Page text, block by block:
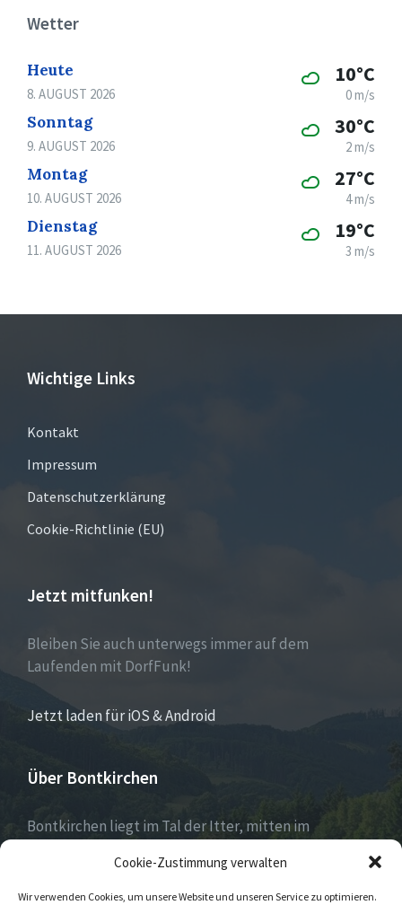
Cookie-Zustimmung verwalten
Wir verwenden Cookies, um unsere Website und unseren Service zu optimieren.
Wetter
Heute
8. AUGUST 2026
10°C
0 m/s
Sonntag
9. AUGUST 2026
30°C
2 m/s
Montag
10. AUGUST 2026
27°C
4 m/s
Dienstag
11. AUGUST 2026
19°C
3 m/s
Wichtige Links
Kontakt
Impressum
Datenschutzerklärung
Cookie-Richtlinie (EU)
Jetzt mitfunken!
Bleiben Sie auch unterwegs immer auf dem
Laufenden mit DorfFunk!
Jetzt laden für iOS & Android
Über Bontkirchen
Bontkirchen liegt im Tal der Itter, mitten im
Weltcuportes Willingen.